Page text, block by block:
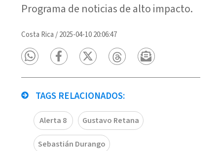
Programa de noticias de alto impacto.
Costa Rica /2025-04-10 20:06:47
TAGS RELACIONADOS:
Alerta 8 Gustavo Retana
Sebastián Durango